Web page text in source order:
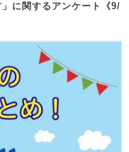
」に関するアンケート《9/